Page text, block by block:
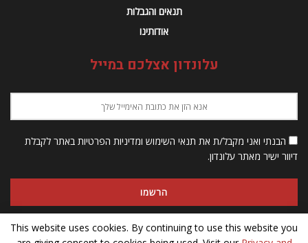
תנאים והגבלות
אודותינו
עלונדון אצלכם במייל
הבנתי ואני מקבל/ת את תנאי השימוש ומדיניות הפרטיות באתר לקבלת
דיוור ישיר מאתר עלונדון.
This website uses cookies. By continuing to use this website you